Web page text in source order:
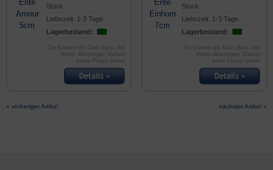
Stück
Lieferzeit: 1-3 Tage
Lagerbestand:
Sie können als Gast (bzw. mit
Ihrem derzeitigen Status)
keine Preise sehen
Stück
Lieferzeit: 1-3 Tage
Lagerbestand:
Sie können als Gast (bzw. mit
Ihrem derzeitigen Status)
keine Preise sehen
« vorheriger Artikel nächster Artikel »